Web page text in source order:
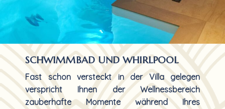
SCHWIMMBAD UND WHIRLPOOL
Fast schon versteckt in der Villa gelegen
verspricht Ihnen der Wellnessbereich
zauberhafte Momente während Ihres